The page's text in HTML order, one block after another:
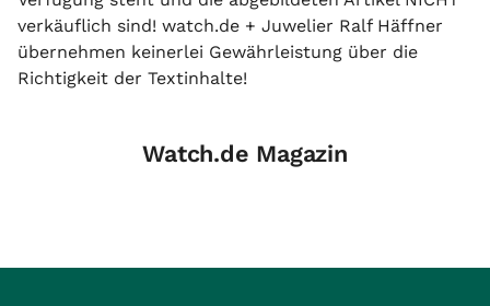
verkäuflich sind! watch.de + Juwelier Ralf Häffner
übernehmen keinerlei Gewährleistung über die
Richtigkeit der Textinhalte!
Watch.de Magazin